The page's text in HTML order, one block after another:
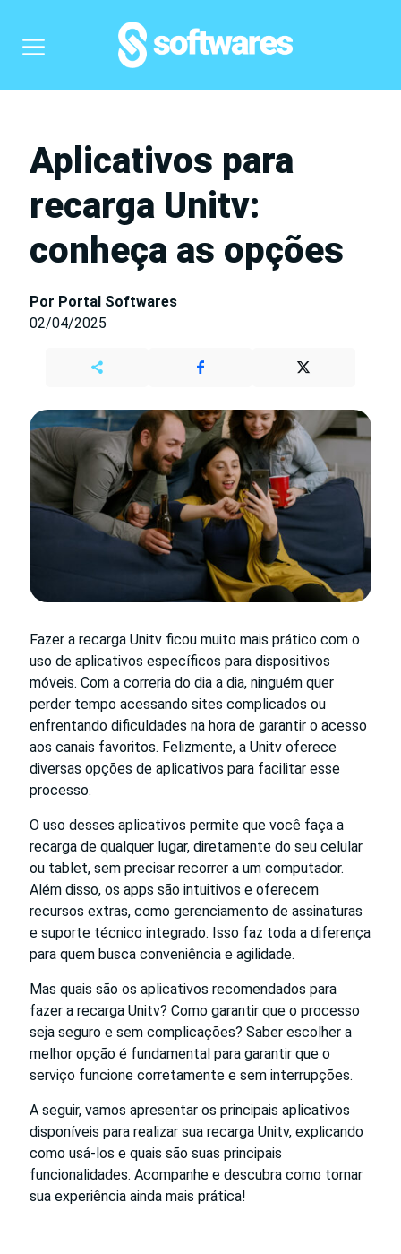
Aplicativos para
recarga Unitv:
conheça as opções
Por Portal Softwares
02/04/2025
Fazer a recarga Unitv ficou muito mais prático com o
uso de aplicativos específicos para dispositivos
móveis. Com a correria do dia a dia, ninguém quer
perder tempo acessando sites complicados ou
enfrentando dificuldades na hora de garantir o acesso
aos canais favoritos. Felizmente, a Unitv oferece
diversas opções de aplicativos para facilitar esse
processo.
O uso desses aplicativos permite que você faça a
recarga de qualquer lugar, diretamente do seu celular
ou tablet, sem precisar recorrer a um computador.
Além disso, os apps são intuitivos e oferecem
recursos extras, como gerenciamento de assinaturas
e suporte técnico integrado. Isso faz toda a diferença
para quem busca conveniência e agilidade.
Mas quais são os aplicativos recomendados para
fazer a recarga Unitv? Como garantir que o processo
seja seguro e sem complicações? Saber escolher a
melhor opção é fundamental para garantir que o
serviço funcione corretamente e sem interrupções.
A seguir, vamos apresentar os principais aplicativos
disponíveis para realizar sua recarga Unitv, explicando
como usá-los e quais são suas principais
funcionalidades. Acompanhe e descubra como tornar
sua experiência ainda mais prática!